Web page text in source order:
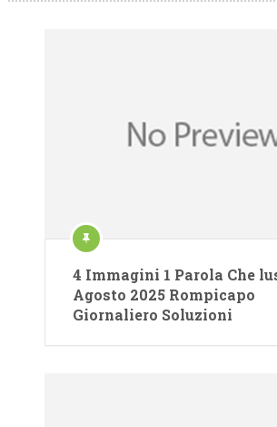
4 Immagini 1 Parola Che
Agosto 2025 Rompicapo
Giornaliero Soluzioni